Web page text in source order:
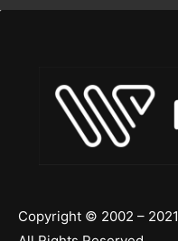
Copyright © 2002 – 2021